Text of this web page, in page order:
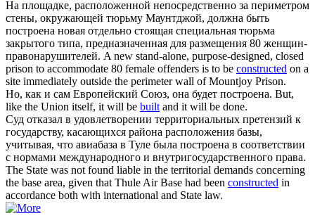
На площадке, расположенной непосредственно за периметром
стены, окружающей тюрьму Маунтджой, должна быть
построена новая отдельно стоящая специальная тюрьма
закрытого типа, предназначенная для размещения 80 женщин-
правонарушителей. A new stand-alone, purpose-designed, closed
prison to accommodate 80 female offenders is to be constructed on a
site immediately outside the perimeter wall of Mountjoy Prison.
Но, как и сам Европейский Союз, она будет построена. But,
like the Union itself, it will be builtand it will be done.
Суд отказал в удовлетворении территориальных претензий к
государству, касающихся района расположения базы,
учитывая, что авиабаза в Туле была построена в соответствии
с нормами международного и внутригосударственного права.
The State was not found liable in the territorial demands concerning
the base area, given that Thule Air Base had been constructed in
accordance both with international and State law.